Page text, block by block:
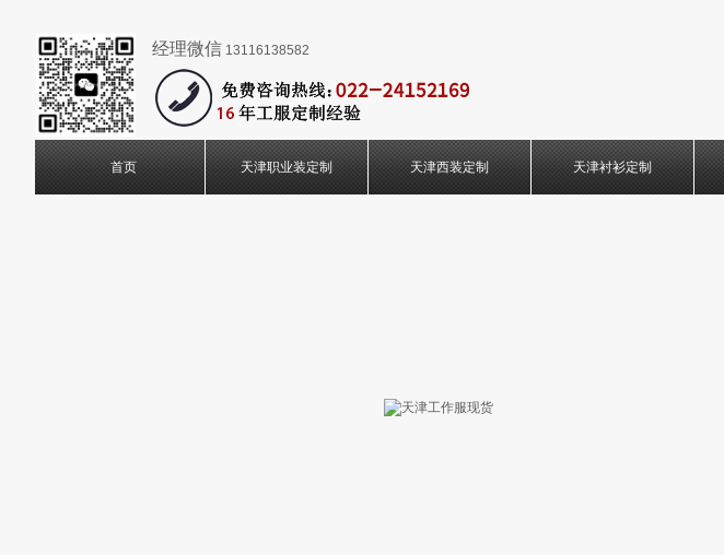
经理微信 13116138582
首页 天津职业装定制 天津西装定制 天津衬衫定制